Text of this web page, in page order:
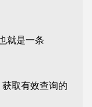
就是一条
取有效查询的